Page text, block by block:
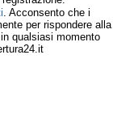
. Acconsento che i
per rispondere alla
qualsiasi momento